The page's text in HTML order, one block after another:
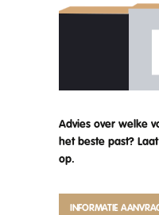
Advies over welke
het beste past?
op.
INFORMATIE